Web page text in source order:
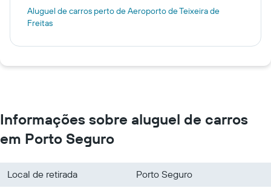
Aluguel de carros perto de Aeroporto de Teixeira de
Freitas
Informações sobre aluguel de carros
em Porto Seguro
Local de retirada
Porto Seguro